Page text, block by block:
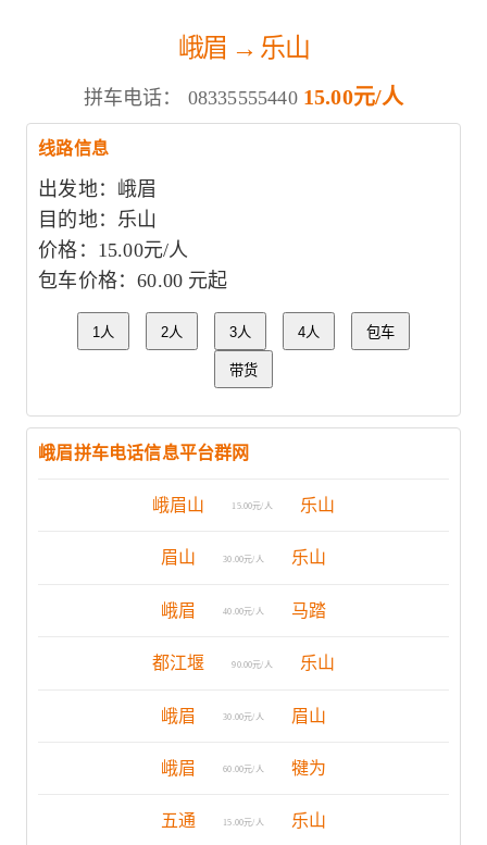
峨眉 → 乐山
拼车电话： 08335555440 15.00元/人
线路信息
出发地：峨眉
目的地：乐山
价格：15.00元/人
包车价格：60.00 元起
1人 2人 3人 4人 包车
带货
峨眉拼车电话信息平台群网
峨眉山 15.00元/人 乐山
眉山 30.00元/人 乐山
峨眉 40.00元/人 马踏
都江堰 90.00元/人 乐山
峨眉 30.00元/人 眉山
峨眉 60.00元/人 犍为
五通 15.00元/人 乐山